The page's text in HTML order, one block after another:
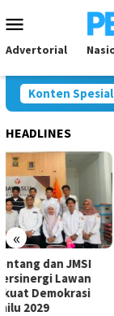
ke
kontenMobile
Advertorial
Konten Spesial
Bontang dan JMSI
HEADLINES
«
Komisi IV Tunggu
Investigasi Satgas
Dugaan